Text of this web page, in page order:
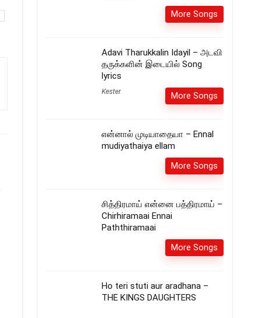
More Songs
Adavi Tharukkalin Idayil – அடவி
தருக்களின் இடையில் Song
lyrics
Kester More Songs
என்னால் முடியாதையா – Ennal
mudiyathaiya ellam
More Songs
சித்திரமாய் என்னை பத்திரமாய் –
Chirhiramaai Ennai
Paththiramaai
More Songs
Ho teri stuti aur aradhana –
THE KINGS DAUGHTERS